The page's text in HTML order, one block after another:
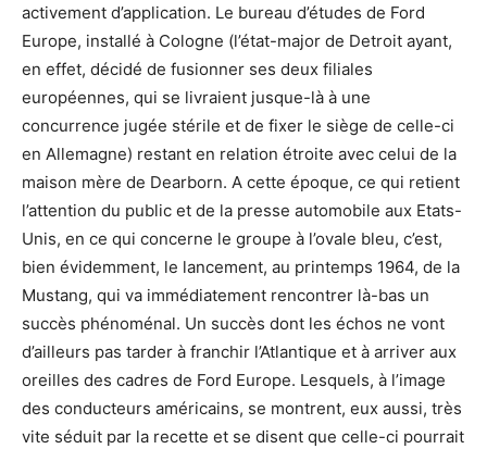
activement d’application. Le bureau d’études de Ford
Europe, installé à Cologne (l’état-major de Detroit ayant,
en effet, décidé de fusionner ses deux filiales
européennes, qui se livraient jusque-là à une
concurrence jugée stérile et de fixer le siège de celle-ci
en Allemagne) restant en relation étroite avec celui de la
maison mère de Dearborn. A cette époque, ce qui retient
l’attention du public et de la presse automobile aux Etats-
Unis, en ce qui concerne le groupe à l’ovale bleu, c’est,
bien évidemment, le lancement, au printemps 1964, de la
Mustang, qui va immédiatement rencontrer là-bas un
succès phénoménal. Un succès dont les échos ne vont
d’ailleurs pas tarder à franchir l’Atlantique et à arriver aux
oreilles des cadres de Ford Europe. Lesquels, à l’image
des conducteurs américains, se montrent, eux aussi, très
vite séduit par la recette et se disent que celle-ci pourrait